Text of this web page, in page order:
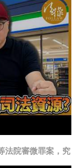
法院審微罪案，究